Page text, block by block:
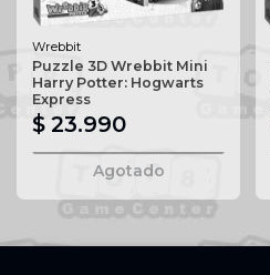
Wrebbit
Puzzle 3D Wrebbit Mini
Harry Potter: Hogwarts
Express
$ 23.990
Agotado